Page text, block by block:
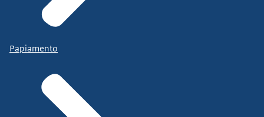
Papiamento